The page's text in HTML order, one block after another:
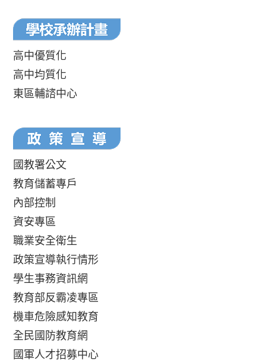
高中優質化
高中均質化
東區輔諮中心
國教署公文
教育儲蓄專戶
內部控制
資安專區
職業安全衛生
政策宣導執行情形
學生事務資訊網
教育部反霸凌專區
機車危險感知教育
全民國防教育網
國軍人才招募中心